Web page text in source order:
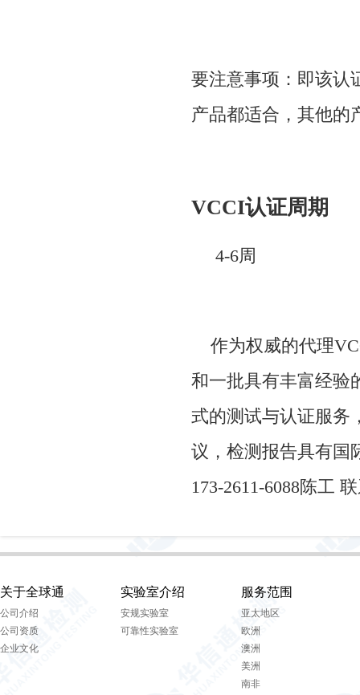
要注意事项：即该认
产品都适合，其他的
VCCI认证周期
4-6周
作为权威的代理
和一批具有丰富经验
式的测试与认证服务
议，检测报告具有国
173-2611-6088陈工
关于全球通
公司介绍
公司资质
企业文化
实验室介绍
安规实验室
可靠性实验室
服务范围
亚太地区
欧洲
澳洲
美洲
南非